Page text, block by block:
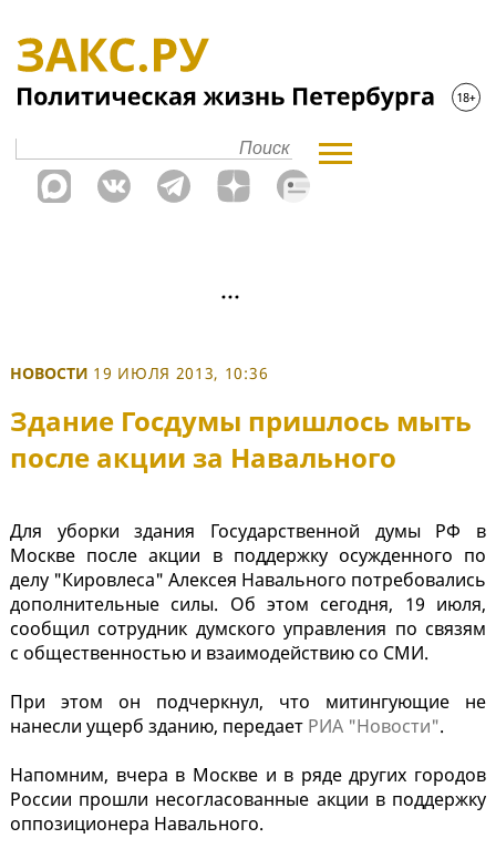
НОВОСТИ 19 ИЮЛЯ 2013, 10:36
Здание Госдумы пришлось мыть
после акции за Навального
Для уборки здания Государственной думы РФ в
Москве после акции в поддержку осужденного по
делу "Кировлеса" Алексея Навального потребовались
дополнительные силы. Об этом сегодня, 19 июля,
сообщил сотрудник думского управления по связям
с общественностью и взаимодействию со СМИ.
При этом он подчеркнул, что митингующие не
нанесли ущерб зданию, передает РИА "Новости".
Напомним, вчера в Москве и в ряде других городов
России прошли несогласованные акции в поддержку
оппозиционера Навального.